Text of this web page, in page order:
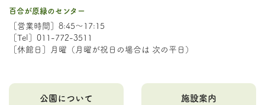
百合が原緑のセンター
［営業時間］8:45～17:15
［Tel］011-772-3511
［休館日］月曜（月曜が祝日の場合は 次の平日）
公園について 施設案内